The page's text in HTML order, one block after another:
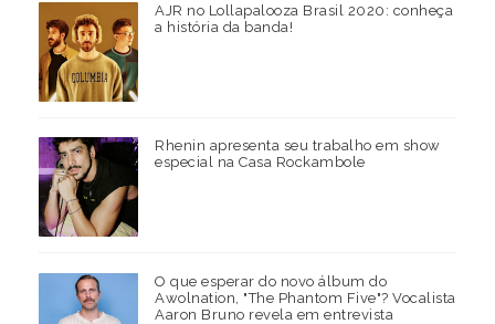
AJR no Lollapalooza Brasil 2020: conheça
a história da banda!
Rhenin apresenta seu trabalho em show
especial na Casa Rockambole
O que esperar do novo álbum do
Awolnation, "The Phantom Five"? Vocalista
Aaron Bruno revela em entrevista